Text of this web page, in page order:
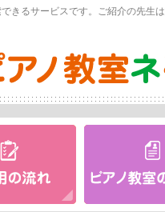
きるサービスです。ご紹介の先生は